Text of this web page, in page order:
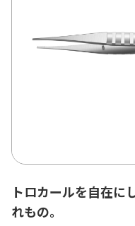
トロカールを自在に
れもの。